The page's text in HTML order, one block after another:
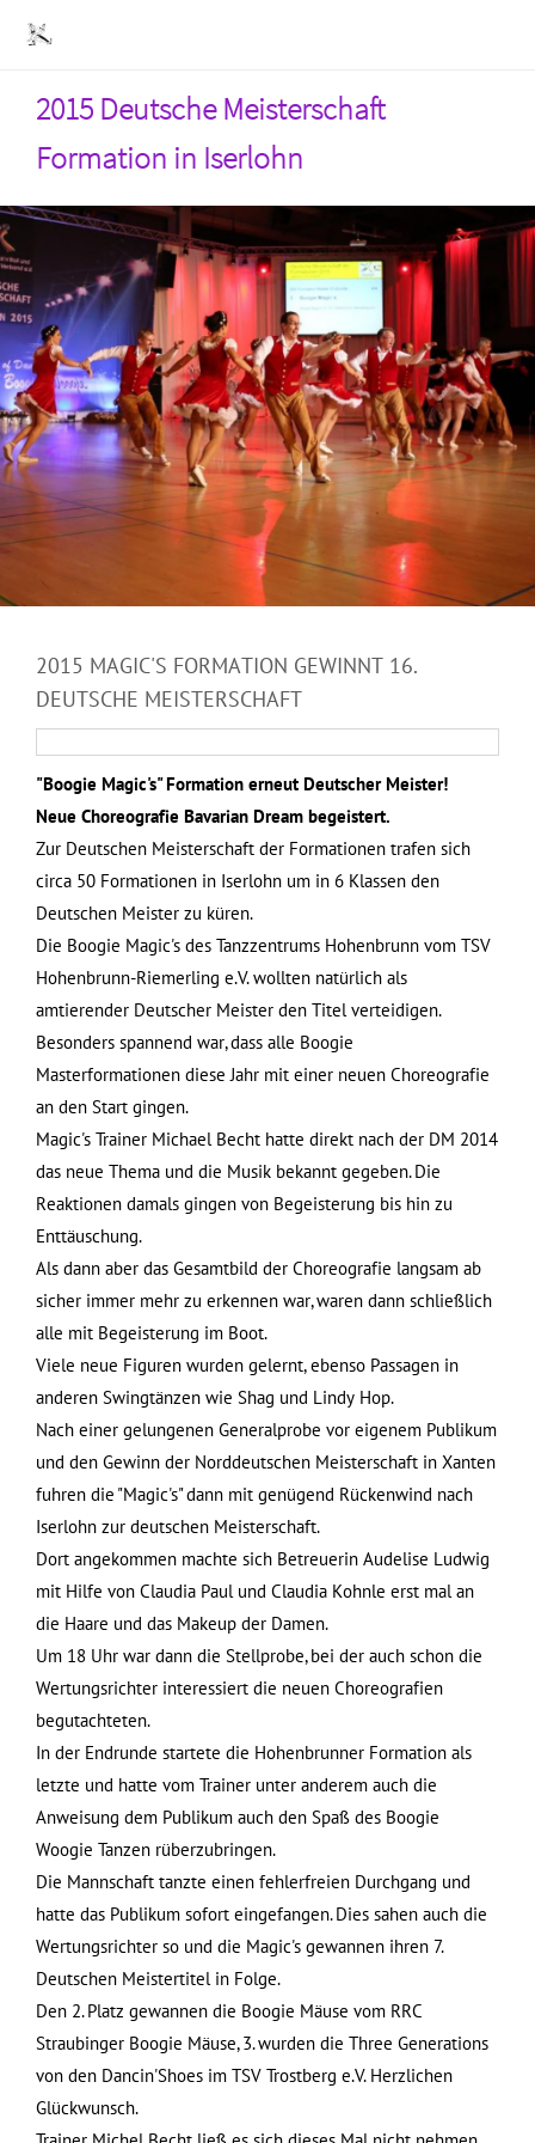
2015 Deutsche Meisterschaft
Formation in Iserlohn
2015 MAGIC'S FORMATION GEWINNT 16.
DEUTSCHE MEISTERSCHAFT
"Boogie Magic's" Formation erneut Deutscher Meister!
Neue Choreografie Bavarian Dream begeistert.
Zur Deutschen Meisterschaft der Formationen trafen sich
circa 50 Formationen in Iserlohn um in 6 Klassen den
Deutschen Meister zu küren.
Die Boogie Magic's des Tanzzentrums Hohenbrunn vom TSV
Hohenbrunn-Riemerling e.V. wollten natürlich als
amtierender Deutscher Meister den Titel verteidigen.
Besonders spannend war, dass alle Boogie
Masterformationen diese Jahr mit einer neuen Choreografie
an den Start gingen.
Magic's Trainer Michael Becht hatte direkt nach der DM 2014
das neue Thema und die Musik bekannt gegeben. Die
Reaktionen damals gingen von Begeisterung bis hin zu
Enttäuschung.
Als dann aber das Gesamtbild der Choreografie langsam ab
sicher immer mehr zu erkennen war, waren dann schließlich
alle mit Begeisterung im Boot.
Viele neue Figuren wurden gelernt, ebenso Passagen in
anderen Swingtänzen wie Shag und Lindy Hop.
Nach einer gelungenen Generalprobe vor eigenem Publikum
und den Gewinn der Norddeutschen Meisterschaft in Xanten
fuhren die "Magic's" dann mit genügend Rückenwind nach
Iserlohn zur deutschen Meisterschaft.
Dort angekommen machte sich Betreuerin Audelise Ludwig
mit Hilfe von Claudia Paul und Claudia Kohnle erst mal an
die Haare und das Makeup der Damen.
Um 18 Uhr war dann die Stellprobe, bei der auch schon die
Wertungsrichter interessiert die neuen Choreografien
begutachteten.
In der Endrunde startete die Hohenbrunner Formation als
letzte und hatte vom Trainer unter anderem auch die
Anweisung dem Publikum auch den Spaß des Boogie
Woogie Tanzen rüberzubringen.
Die Mannschaft tanzte einen fehlerfreien Durchgang und
hatte das Publikum sofort eingefangen. Dies sahen auch die
Wertungsrichter so und die Magic's gewannen ihren 7.
Deutschen Meistertitel in Folge.
Den 2. Platz gewannen die Boogie Mäuse vom RRC
Straubinger Boogie Mäuse, 3. wurden die Three Generations
von den Dancin'Shoes im TSV Trostberg e.V. Herzlichen
Glückwunsch.